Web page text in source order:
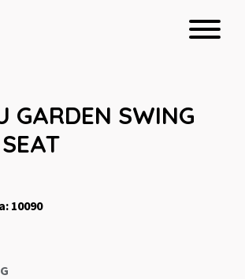
GARDEN SWING
10090